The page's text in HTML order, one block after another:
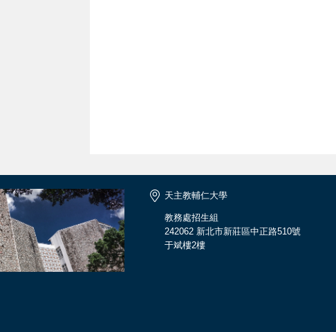
天主教輔仁大學
教務處招生組
242062 新北市新莊區中正路510號
于斌樓2樓